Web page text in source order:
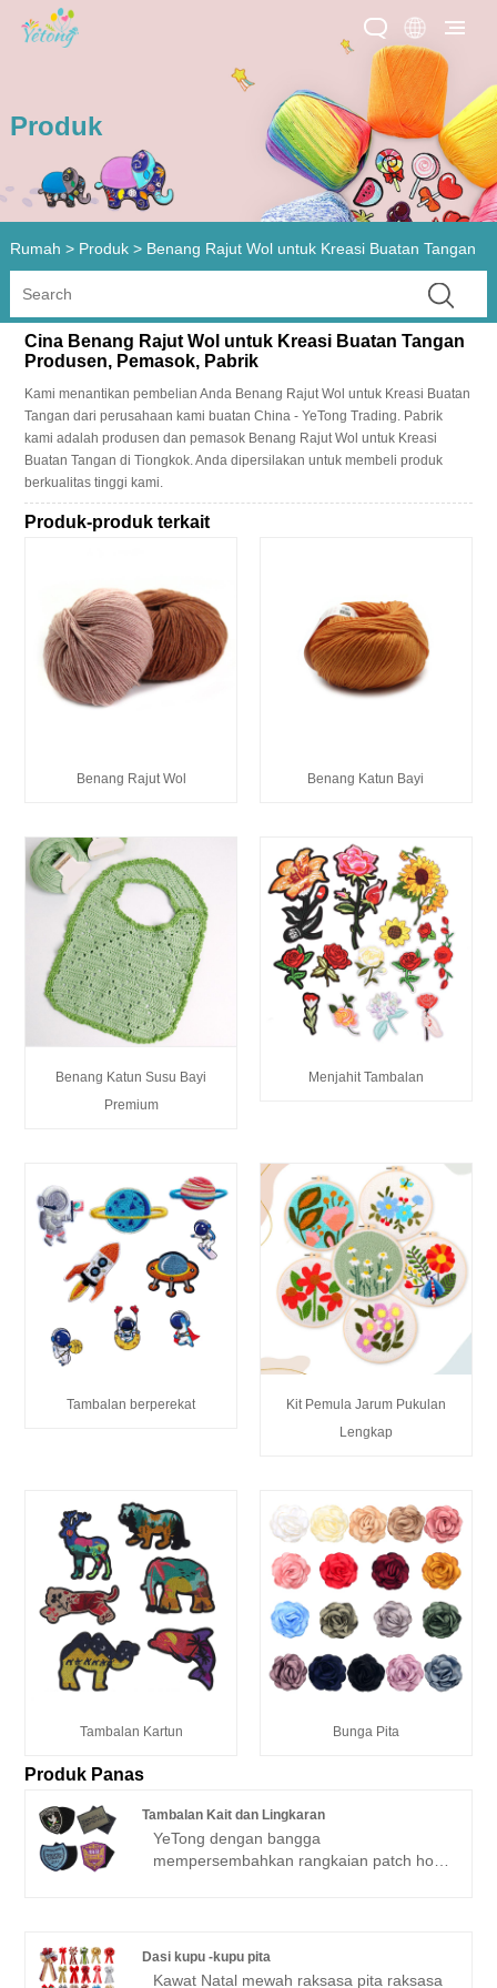
Produk
Rumah > Produk > Benang Rajut Wol untuk Kreasi Buatan Tangan
Cina Benang Rajut Wol untuk Kreasi Buatan Tangan
Produsen, Pemasok, Pabrik
Kami menantikan pembelian Anda Benang Rajut Wol untuk Kreasi Buatan
Tangan dari perusahaan kami buatan China - YeTong Trading. Pabrik
kami adalah produsen dan pemasok Benang Rajut Wol untuk Kreasi
Buatan Tangan di Tiongkok. Anda dipersilakan untuk membeli produk
berkualitas tinggi kami.
Produk-produk terkait
Benang Rajut Wol Benang Katun Bayi
Benang Katun Susu Bayi
Premium
Menjahit Tambalan
Tambalan berperekat
Kit Pemula Jarum Pukulan
Lengkap
Tambalan Kartun Bunga Pita
Produk Panas
Tambalan Kait dan Lingkaran
YeTong dengan bangga
mempersembahkan rangkaian patch hook
dan putaran yang nyaman, tambalan ini
dapat dengan mudah dipasang dan
Dasi kupu -kupu pita
Kawat Natal mewah raksasa pita raksasa